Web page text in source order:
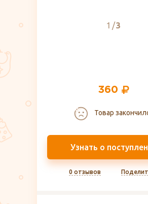
1 3
360
Товар
Узнать о
0 отзывов